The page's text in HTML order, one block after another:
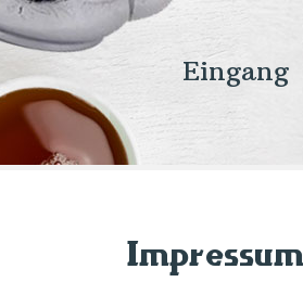
Eingang
Impressum
Geschäft
Onlineshop
Warenkorb
Kontakt